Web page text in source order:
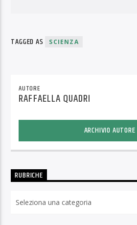
TAGGED AS SCIENZA
AUTORE
RAFFAELLA QUADRI
ARCHIVIO AUTORE
RUBRICHE